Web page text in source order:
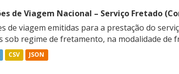
de Viagem Nacional – Serviço Fretado
de viagem emitidas para a prestação do
sob regime de fretamento, na modalidade de
CSV JSON